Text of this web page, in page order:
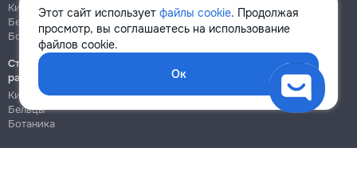
Этот сайт использует файлы cookie. Продолжая
просмотр, вы соглашаетесь на использование
файлов cookie.
Ок
Кишинёв
Бельцы
Ботаника
Кишинёв
Ботаника
Строительно-монтажные
работы
Кишинёв
Бельцы
Ботаника